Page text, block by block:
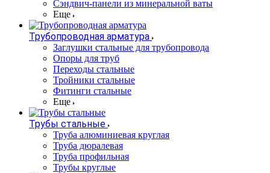
Сэндвич-панели из минеральной ваты
Еще
Трубопроводная арматура
Заглушки стальные для трубопровода
Опоры для труб
Переходы стальные
Тройники стальные
Фитинги стальные
Еще
Трубы стальные
Труба алюминиевая круглая
Труба дюралевая
Труба профильная
Трубы круглые